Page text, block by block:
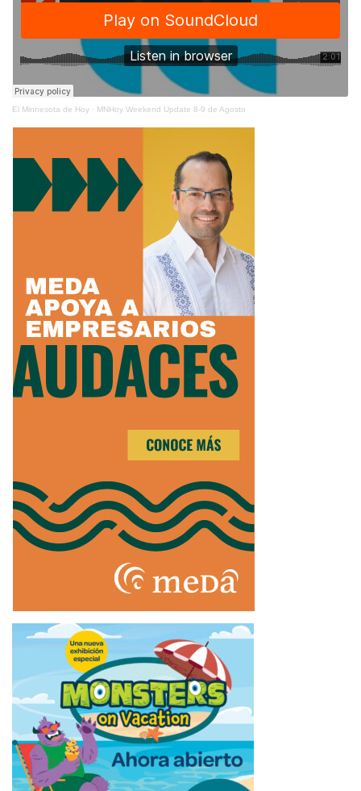
El Minnesota de Hoy · MNHoy Weekend Update 8-9 de Agosto